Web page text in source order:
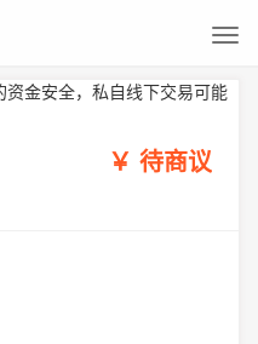
金安全，私自线下交易可能
￥ 待商议